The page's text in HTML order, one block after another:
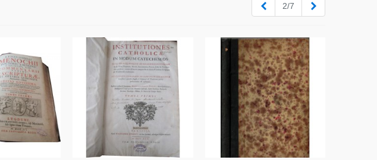
Précédent
2/7